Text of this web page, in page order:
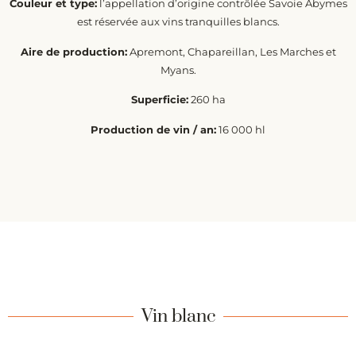
Couleur et type:l’appellation d’origine contrôlée Savoie Abymes
est réservée aux vins tranquilles blancs.
Aire de production:Apremont, Chapareillan, Les Marches et
Myans.
Superficie:260 ha
Production de vin / an:16 000 hl
Vin blanc